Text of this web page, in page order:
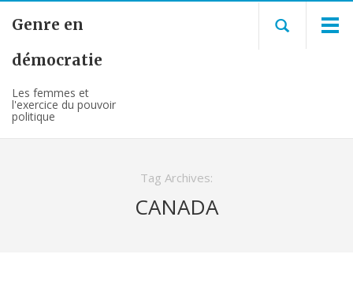
Genre en
démocratie
Les femmes et
l'exercice du pouvoir
politique
Tag Archives:
CANADA